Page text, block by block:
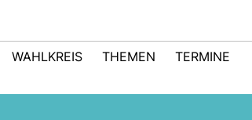
WAHLKREIS THEMEN
TERMINE